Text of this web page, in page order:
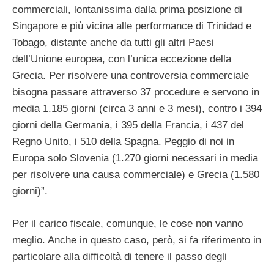
commerciali, lontanissima dalla prima posizione di
Singapore e più vicina alle performance di Trinidad e
Tobago, distante anche da tutti gli altri Paesi
dell’Unione europea, con l’unica eccezione della
Grecia. Per risolvere una controversia commerciale
bisogna passare attraverso 37 procedure e servono in
media 1.185 giorni (circa 3 anni e 3 mesi), contro i 394
giorni della Germania, i 395 della Francia, i 437 del
Regno Unito, i 510 della Spagna. Peggio di noi in
Europa solo Slovenia (1.270 giorni necessari in media
per risolvere una causa commerciale) e Grecia (1.580
giorni)”.
Per il carico fiscale, comunque, le cose non vanno
meglio. Anche in questo caso, però, si fa riferimento in
particolare alla difficoltà di tenere il passo degli